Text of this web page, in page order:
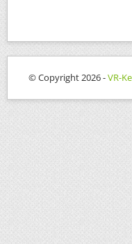
© Copyright 2026 -VR-